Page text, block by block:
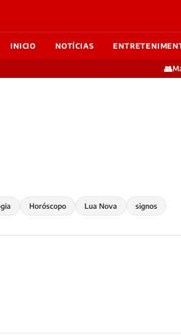
INICIO NOTÍCIAS
👥
Horóscopo Lua Nova signos